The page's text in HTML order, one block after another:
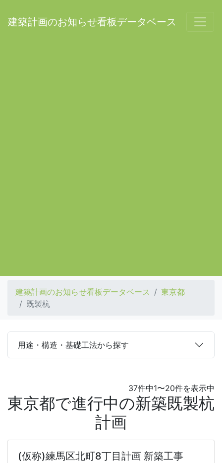
建築計画のお知らせ看板データベース
建築計画のお知らせ看板データベース
東京都
既製杭
用途・構造・基礎工法から探す
37件中1〜20件を表示中
東京都で進行中の新築既製杭
計画
(仮称)練馬区北町8丁目計画 新築工事